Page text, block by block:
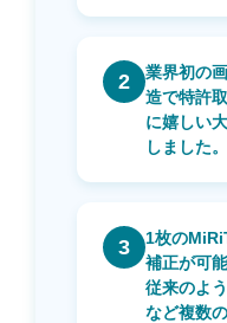
2
業界初の
造で特許
に嬉しい
しました。
3
1枚の
補正が可能
従来のよ
など複数